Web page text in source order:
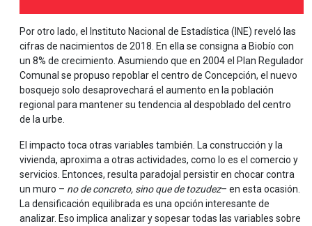
Por otro lado, el Instituto Nacional de Estadística (INE) reveló las
cifras de nacimientos de 2018. En ella se consigna a Biobío con
un 8% de crecimiento. Asumiendo que en 2004 el Plan Regulador
Comunal se propuso repoblar el centro de Concepción, el nuevo
bosquejo solo desaprovechará el aumento en la población
regional para mantener su tendencia al despoblado del centro
de la urbe.
El impacto toca otras variables también. La construcción y la
vivienda, aproxima a otras actividades, como lo es el comercio y
servicios. Entonces, resulta paradojal persistir en chocar contra
un muro – no de concreto, sino que de tozudez– en esta ocasión.
La densificación equilibrada es una opción interesante de
analizar. Eso implica analizar y sopesar todas las variables sobre